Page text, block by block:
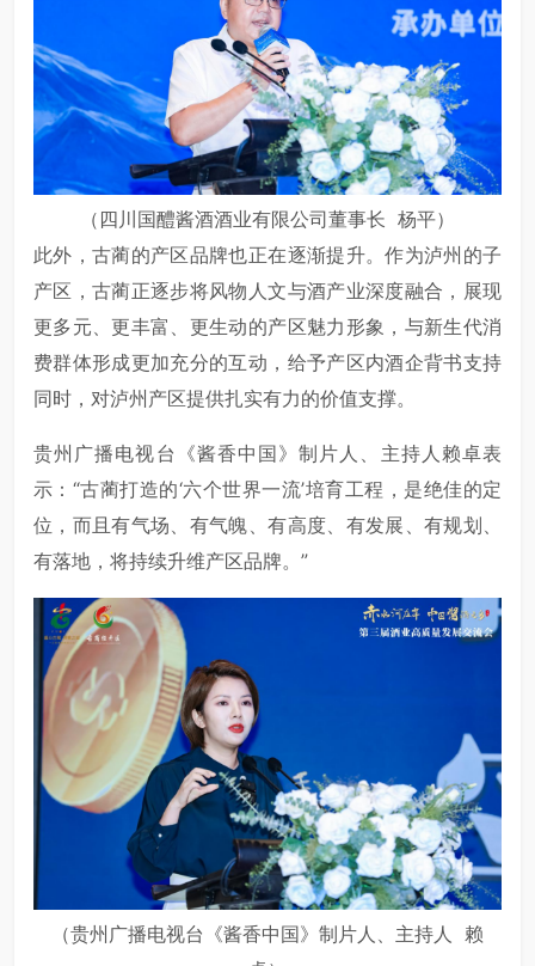
（四川国醴酱酒酒业有限公司董事长 杨平）
此外，古蔺的产区品牌也正在逐渐提升。作为泸州的子
产区，古蔺正逐步将风物人文与酒产业深度融合，展现
更多元、更丰富、更生动的产区魅力形象，与新生代消
费群体形成更加充分的互动，给予产区内酒企背书支持
同时，对泸州产区提供扎实有力的价值支撑。
贵州广播电视台《酱香中国》制片人、主持人赖卓表
示：“古蔺打造的‘六个世界一流’培育工程，是绝佳的定
位，而且有气场、有气魄、有高度、有发展、有规划、
有落地，将持续升维产区品牌。”
（贵州广播电视台《酱香中国》制片人、主持人 赖